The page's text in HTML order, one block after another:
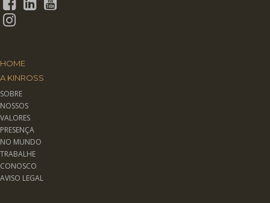
HOME
A KINROSS
SOBRE
NOSSOS
VALORES
PRESENÇA
NO MUNDO
TRABALHE
CONOSCO
AVISO LEGAL